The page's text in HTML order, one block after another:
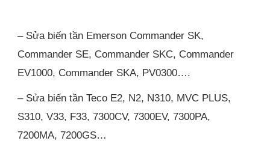
– Sửa biến tần Emerson Commander SK,
Commander SE, Commander SKC, Commander
EV1000, Commander SKA, PV0300….
– Sửa biến tần Teco E2, N2, N310, MVC PLUS,
S310, V33, F33, 7300CV, 7300EV, 7300PA,
7200MA, 7200GS…